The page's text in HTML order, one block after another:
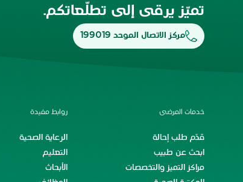
تميّز يرقى إلى تطلّعاتكم.
مركز الاتصال الموحد 199019
خدمات المرضى
قدّم طلب إحالة
ابحث عن طبيب
مراكز التميز والتخصصات
روابط مفيدة
الرعاية الصحية
التعليم
الأبحاث